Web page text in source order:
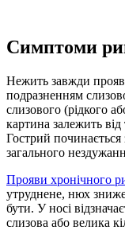
Симптоми
Нежить завжди
подразненням
слизового (рідкого
картина залежить
Гострий починається
загального
Прояви хронічного
утруднене, нюх
бути. У носі
слизова або велика